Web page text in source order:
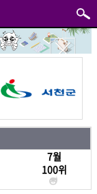
7월
100위